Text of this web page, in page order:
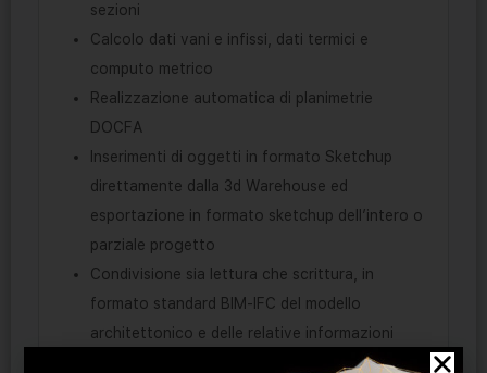
sezioni
Calcolo dati vani e infissi, dati termici e
computo metrico
Realizzazione automatica di planimetrie
DOCFA
Inserimenti di oggetti in formato Sketchup
direttamente dalla 3d Warehouse ed
esportazione in formato sketchup dell’intero o
parziale progetto
Condivisione sia lettura che scrittura, in
formato standard BIM-IFC del modello
architettonico e delle relative informazioni